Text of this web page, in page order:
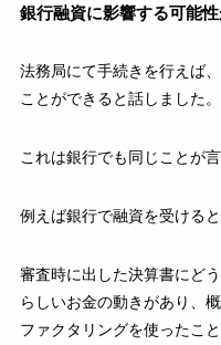
銀行融資に影響する可能
法務局にて手続きを行えば
ことができると話しました。
これは銀行でも同じことが言
例えば銀行で融資を受ける
審査時に出した決算書にど
らしいお金の動きがあり、
ファクタリングを使ったこと